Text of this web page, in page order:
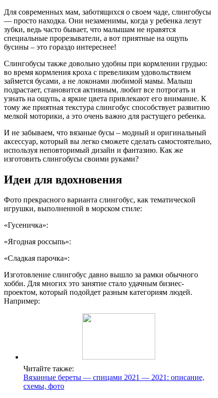
Для современных мам, заботящихся о своем чаде, слингобусы
— просто находка. Они незаменимы, когда у ребенка лезут
зубки, ведь часто бывает, что малышам не нравятся
специальные прорезыватели, а вот приятные на ощупь
бусины – это гораздо интереснее!
Слингобусы также довольно удобны при кормлении грудью:
во время кормления кроха с превеликим удовольствием
займется бусами, а не локонами любимой мамы. Малыш
подрастает, становится активным, любит все потрогать и
узнать на ощупь, а яркие цвета привлекают его внимание. К
тому же приятная текстура слингобус способствует развитию
мелкой моторики, а это очень важно для растущего ребенка.
И не забываем, что вязаные бусы – модный и оригинальный
аксессуар, который вы легко сможете сделать самостоятельно,
используя неповторимый дизайн и фантазию. Как же
изготовить слингобусы своими руками?
Идеи для вдохновения
Фото прекрасного варианта слингобус, как тематической
игрушки, выполненной в морском стиле:
«Гусеничка»:
«Ягодная россыпь»:
«Сладкая парочка»:
Изготовление слингобус давно вышло за рамки обычного
хобби. Для многих это занятие стало удачным бизнес-
проектом, который подойдет разным категориям людей.
Например:
Читайте также:
Вязанные береты — спицами 2021 — 2021: описание,
схемы, фото